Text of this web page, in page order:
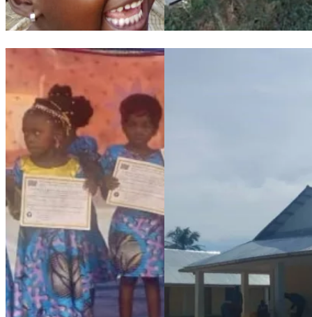
The Angeline Franciscan Sisters and the children of the
Maison de Paix: progress